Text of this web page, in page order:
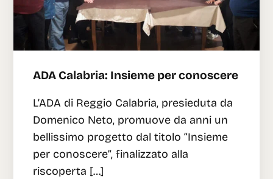
ADA Calabria: Insieme per conoscere
L’ADA di Reggio Calabria, presieduta da
Domenico Neto, promuove da anni un
bellissimo progetto dal titolo “Insieme
per conoscere”, finalizzato alla
riscoperta […]